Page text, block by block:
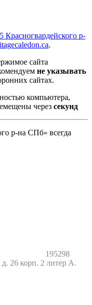
р-
.
сайта
не указывать
сайтах.
компьютера,
через секунд
р-на СПб» всегда
195298
д. 26 корп. 2 литер А.